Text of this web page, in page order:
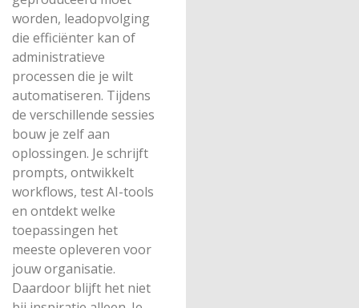
worden, leadopvolging
die efficiënter kan of
administratieve
processen die je wilt
automatiseren. Tijdens
de verschillende sessies
bouw je zelf aan
oplossingen. Je schrijft
prompts, ontwikkelt
workflows, test AI-tools
en ontdekt welke
toepassingen het
meeste opleveren voor
jouw organisatie.
Daardoor blijft het niet